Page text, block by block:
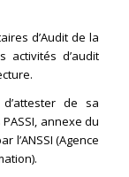
d’Audit de la
activités d’audit
de sa
, annexe du
l’ANSSI (Agence